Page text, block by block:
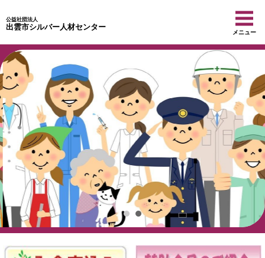
公益社団法人
出雲市シルバー人材センター
メニュー